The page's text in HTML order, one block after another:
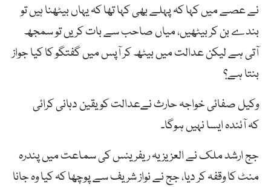
نے عصے میں کہا کہ پہلے بھی کہا تھا کہ یہاں بیٹھنا ہیں تو
بندے بن کر بیٹھیں، میاں صاحب سے بات کریں تو سمجھ
آتی ہے لیکن عدالت میں بیٹھ کر آپس میں گفتگو کا کیا جواز
بنتا ہے؟
وکیل صفائی خواجہ حارث نےعدالت کو یقین دہانی کرائی
کہ آئندہ ایسا نہیں ہوگا۔
جج ارشد ملک نے العزیزیہ ریفرینس کی سماعت میں پندرہ
منٹ کا وقفہ کر دیا، جج نے نواز شریف سے پوچھا کہ کیا وہ جانا